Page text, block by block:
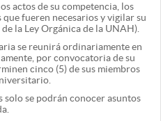
actos de su competencia, los
fueren necesarios y vigilar su
la Ley Orgánica de la UNAH).
se reunirá ordinariamente en
por convocatoria de su
cinco (5) de sus miembros
se podrán conocer asuntos